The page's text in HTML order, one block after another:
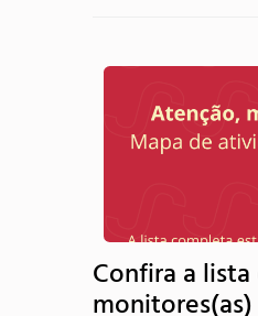
Confira a
monitores(as)